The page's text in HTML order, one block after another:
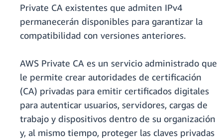
Private CA existentes que admiten IPv4
permanecerán disponibles para garantizar la
compatibilidad con versiones anteriores.
AWS Private CA es un servicio administrado que
le permite crear autoridades de certificación
(CA) privadas para emitir certificados digitales
para autenticar usuarios, servidores, cargas de
trabajo y dispositivos dentro de su organización
y, al mismo tiempo, proteger las claves privadas